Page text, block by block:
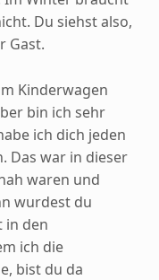
Du siehst also,
Gast.
Kinderwagen
bin ich sehr
ich dich jeden
Das war in dieser
waren und
wurdest du
in den
ich die
bist du da